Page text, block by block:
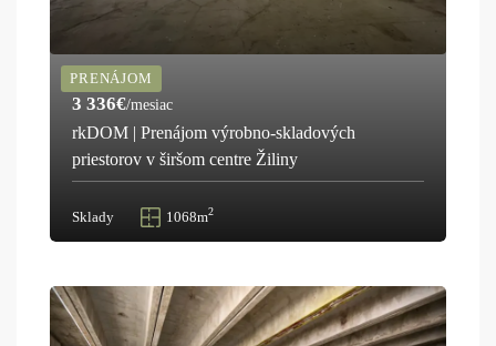
PRENÁJOM
3 336€/mesiac
rkDOM | Prenájom výrobno-skladových
priestorov v širšom centre Žiliny
Sklady 1068m2